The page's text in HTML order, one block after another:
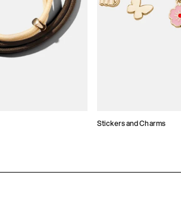
Stickers and Charms